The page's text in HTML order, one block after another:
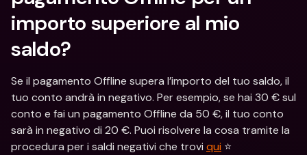
importo superiore al mio
saldo?
Se il pagamento Offline supera l’importo del tuo saldo, il
tuo conto andrà in negativo. Per esempio, se hai 30 € sul
conto e fai un pagamento Offline da 50 €, il tuo conto
sarà in negativo di 20 €. Puoi risolvere la cosa tramite la
procedura per i saldi negativi che trovi qui ⭐️